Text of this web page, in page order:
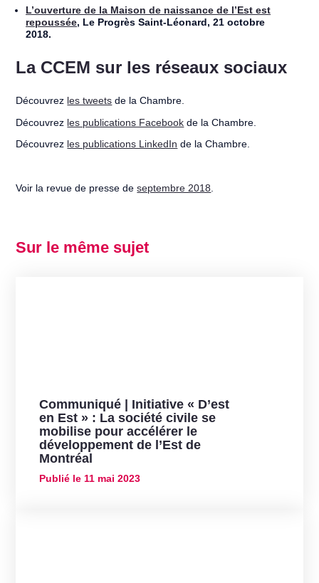
L’ouverture de la Maison de naissance de l’Est est
repoussée, Le Progrès Saint-Léonard, 21 octobre
2018.
La CCEM sur les réseaux sociaux
Découvrez les tweets de la Chambre.
Découvrez les publications Facebook de la Chambre.
Découvrez les publications LinkedIn de la Chambre.
Voir la revue de presse deseptembre 2018
Sur le même sujet
Communiqué | Initiative « D’est
en Est » : La société civile se
mobilise pour accélérer le
développement de l’Est de
Montréal
Publié le11 mai 2023